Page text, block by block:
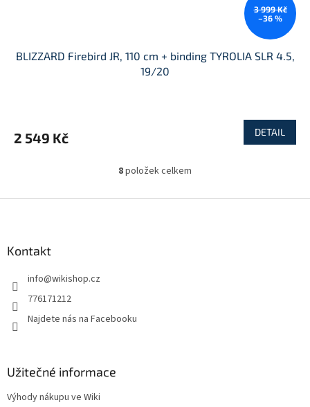
3 999 Kč
–36 %
BLIZZARD Firebird JR, 110 cm + binding TYROLIA SLR 4.5,
19/20
2 549 Kč DETAIL
O
l
8položek celkem
Kontakt
info@wikishop.cz
776171212
Najdete nás na Facebooku
Užitečné informace
Výhody nákupu ve Wiki